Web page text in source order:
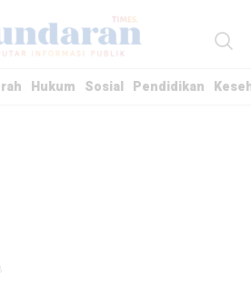
Hukum Sosial Pendidikan